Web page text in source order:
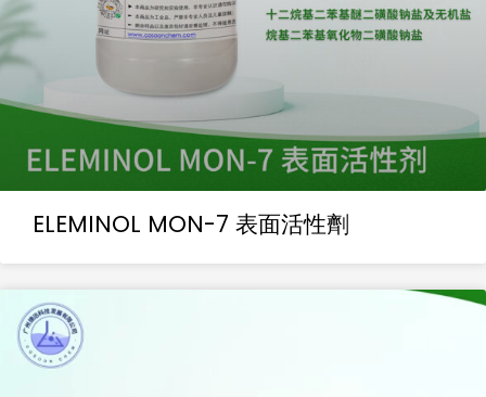
ELEMINOL MON-7 表面活性劑